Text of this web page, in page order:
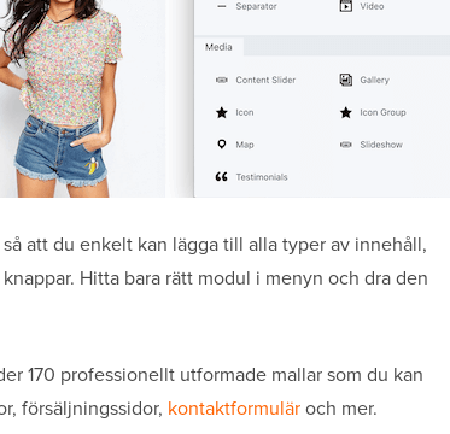
att du enkelt kan lägga till alla typer av innehåll,
Hitta bara rätt modul i menyn och dra den
170 professionellt utformade mallar som du kan
försäljningssidor, kontaktformuläroch mer.